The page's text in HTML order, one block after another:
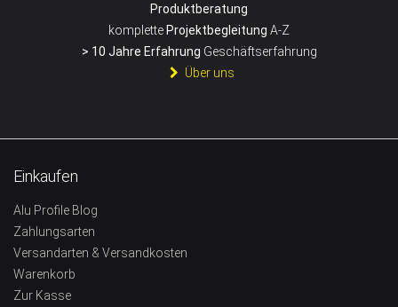
Produktberatung
kompletteProjektbegleitung A-Z
> 10 Jahre Erfahrung Geschäftserfahrung
Über uns
Einkaufen
Alu Profile Blog
Zahlungsarten
Versandarten & Versandkosten
Warenkorb
Zur Kasse